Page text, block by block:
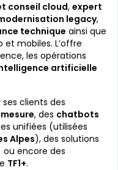
conseil cloud, expert
legacy,
technique ainsi que
mobiles. L’offre
les opérations
artificielle
clients des
, des chatbots
unifiées (utilisées
Alpes), des solutions
ou encore des
TF1+.